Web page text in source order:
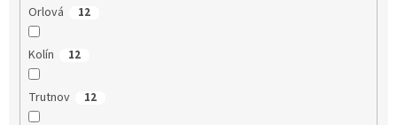
Orlová 12
Kolín 12
Trutnov 12